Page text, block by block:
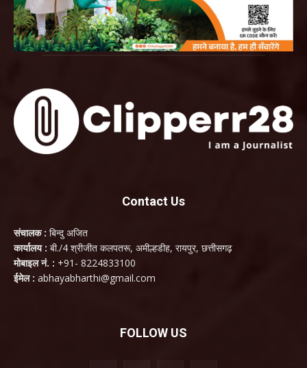
Contact Us
संचालक : बिन्दु अजित
कार्यालय : बी./4 श्रीजीत कलपतरू, अमील्हडीह, रायपुर, छत्तीसगढ़
मोबाइल नं. : +91- 8224833100
ईमेल : abhayabharthi@gmail.com
FOLLOW US